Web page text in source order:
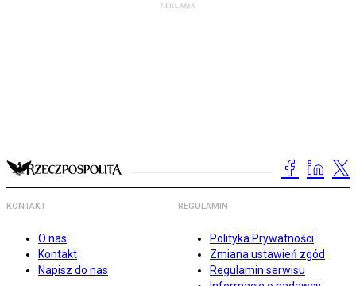
KONTAKT
O nas
Kontakt
Napisz do nas
REGULAMIN
Polityka Prywatności
Zmiana ustawień zgód
Regulamin serwisu